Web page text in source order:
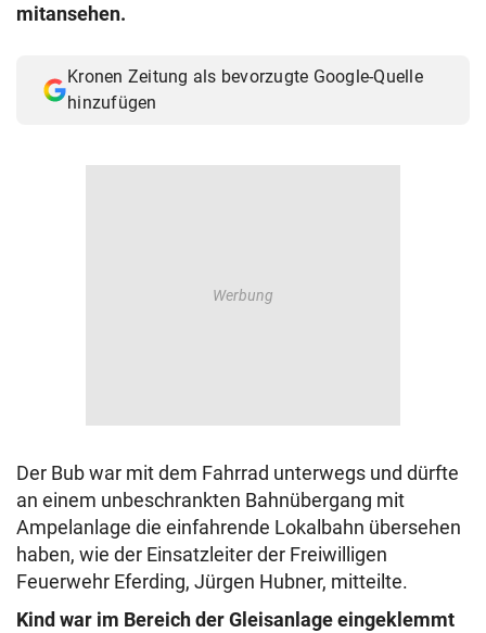
mitansehen.
Kronen Zeitung als bevorzugte Google-Quelle
hinzufügen
Der Bub war mit dem Fahrrad unterwegs und dürfte
an einem unbeschrankten Bahnübergang mit
Ampelanlage die einfahrende Lokalbahn übersehen
haben, wie der Einsatzleiter der Freiwilligen
Feuerwehr Eferding, Jürgen Hubner, mitteilte.
Kind war im Bereich der Gleisanlage eingeklemmt